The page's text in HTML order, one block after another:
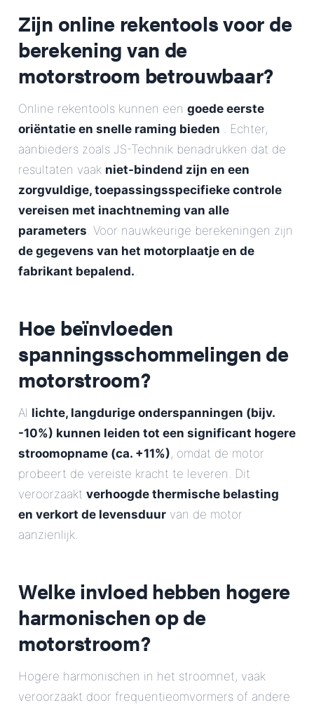
Zijn online rekentools voor de
berekening van de
motorstroom betrouwbaar?
Online rekentools kunnen een goede eerste
oriëntatie en snelle raming bieden . Echter,
aanbieders zoals JS-Technik benadrukken dat de
resultaten vaak niet-bindend zijn en een
zorgvuldige, toepassingsspecifieke controle
vereisen met inachtneming van alle
parameters. Voor nauwkeurige berekeningen zijn
de gegevens van het motorplaatje en de
fabrikant bepalend..
Hoe beïnvloeden
spanningsschommelingen de
motorstroom?
Al lichte, langdurige onderspanningen (bijv.
-10%) kunnen leiden tot een significant hogere
stroomopname (ca. +11%), omdat de motor
probeert de vereiste kracht te leveren. Dit
veroorzaakt verhoogde thermische belasting
en verkort de levensduur van de motor
aanzienlijk.
Welke invloed hebben hogere
harmonischen op de
motorstroom?
Hogere harmonischen in het stroomnet, vaak
veroorzaakt door frequentieomvormers of andere